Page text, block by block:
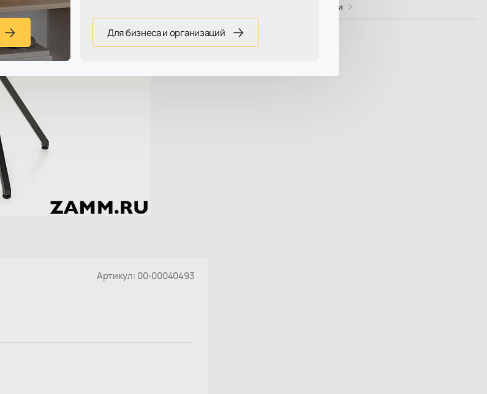
Артикул: 00-00040493
Характеристики и инструкции
Отзывы
Для бизнеса и организаций